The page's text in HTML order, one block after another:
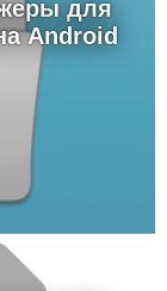
для
Android